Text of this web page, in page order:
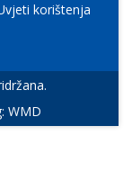
korištenja
WMD